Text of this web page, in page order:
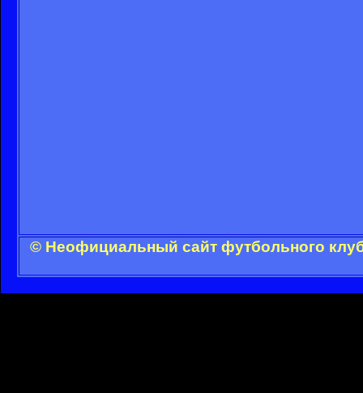
© Неофициальный сайт футбольного